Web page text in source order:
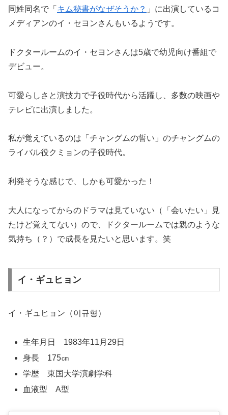
同姓同名で「 キム秘書がなぜそうか？ 」に出演しているコ
メディアンのイ・セヨンさんもいるようです。
ドクタールームのイ・セヨンさんは5歳で幼児向け番組で
デビュー。
可愛らしさと演技力で子役時代から活躍し、多数の映画や
テレビに出演しました。
私が覚えているのは「チャングムの誓い」のチャングムの
ライバル役クミョンの子役時代。
利発そうな感じで、しかも可愛かった！
大人になってからのドラマは見ていない（「会いたい」見
たけど覚えてない）ので、ドクタールームでは親のような
気持ち（？）で成長を見たいと思います。笑
イ・ギュヒョン
イ・ギュヒョン（이규형）
生年月日 1983年11月29日
身長 175㎝
学歴 東国大学演劇学科
血液型 A型